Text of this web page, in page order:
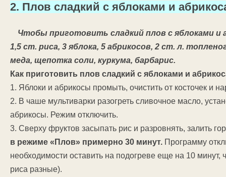
2. Плов сладкий с яблоками и
Чтобы приготовить сладкий плов с яблоками и
1,5 ст. риса, 3 яблока, 5 абрикосов, 2 ст. л.
меда, щепотка соли, куркума, барбарис.
Как приготовить плов сладкий с яблоками и
1. Яблоки и абрикосы промыть, очистить от косточек и
2. В чаше мультиварки разогреть сливочное масло,
абрикосы. Режим отключить.
3. Сверху фруктов засыпать рис и разровнять, залить
в режиме «Плов» примерно 30 минут. Программу
необходимости оставить на подогреве еще на 10 минут,
риса разные).